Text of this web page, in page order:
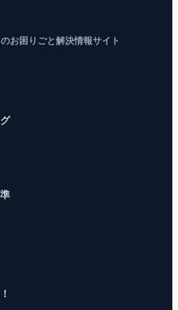
お困りごと解決情報サイト